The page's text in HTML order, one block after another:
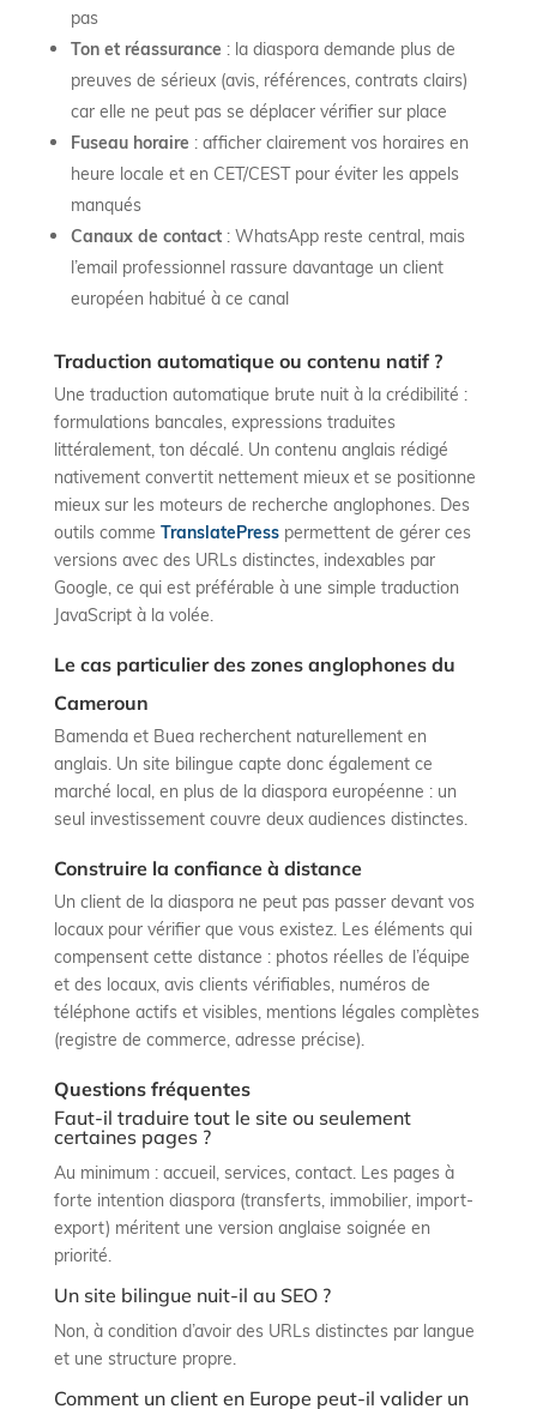
pas
Ton et réassurance : la diaspora demande plus de
preuves de sérieux (avis, références, contrats clairs)
car elle ne peut pas se déplacer vérifier sur place
Fuseau horaire : afficher clairement vos horaires en
heure locale et en CET/CEST pour éviter les appels
manqués
Canaux de contact: WhatsApp reste central, mais
l’email professionnel rassure davantage un client
européen habitué à ce canal
Traduction automatique ou contenu natif ?
Une traduction automatique brute nuit à la crédibilité :
formulations bancales, expressions traduites
littéralement, ton décalé. Un contenu anglais rédigé
nativement convertit nettement mieux et se positionne
mieux sur les moteurs de recherche anglophones. Des
outils comme TranslatePresspermettent de gérer ces
versions avec des URLs distinctes, indexables par
Google, ce qui est préférable à une simple traduction
JavaScript à la volée.
Le cas particulier des zones anglophones du
Cameroun
Bamenda et Buea recherchent naturellement en
anglais. Un site bilingue capte donc également ce
marché local, en plus de la diaspora européenne : un
seul investissement couvre deux audiences distinctes.
Construire la confiance à distance
Un client de la diaspora ne peut pas passer devant vos
locaux pour vérifier que vous existez. Les éléments qui
compensent cette distance : photos réelles de l’équipe
et des locaux, avis clients vérifiables, numéros de
téléphone actifs et visibles, mentions légales complètes
(registre de commerce, adresse précise).
Questions fréquentes
Faut-il traduire tout le site ou seulement
certaines pages ?
Au minimum : accueil, services, contact. Les pages à
forte intention diaspora (transferts, immobilier, import-
export) méritent une version anglaise soignée en
priorité.
Un site bilingue nuit-il au SEO ?
Non, à condition d’avoir des URLs distinctes par langue
et une structure propre.
Comment un client en Europe peut-il valider un